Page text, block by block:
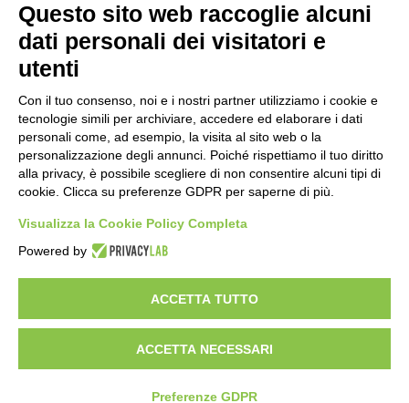
Importo netto (€):
Calcola
Scorporo IVA
Importo lordo (€):
Questo sito web raccoglie alcuni
dati personali dei visitatori e
utenti
Con il tuo consenso, noi e i nostri partner utilizziamo i cookie e
tecnologie simili per archiviare, accedere ed elaborare i dati
personali come, ad esempio, la visita al sito web o la
personalizzazione degli annunci. Poiché rispettiamo il tuo diritto
alla privacy, è possibile scegliere di non consentire alcuni tipi di
cookie. Clicca su preferenze GDPR per saperne di più.
Visualizza la Cookie Policy Completa
Powered by
ACCETTA TUTTO
ACCETTA NECESSARI
Preferenze GDPR